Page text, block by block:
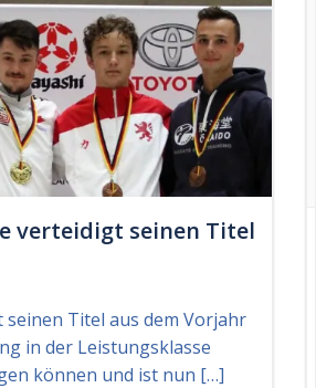
verteidigt seinen Titel
seinen Titel aus dem Vorjahr
in der Leistungsklasse
können und ist nun […]